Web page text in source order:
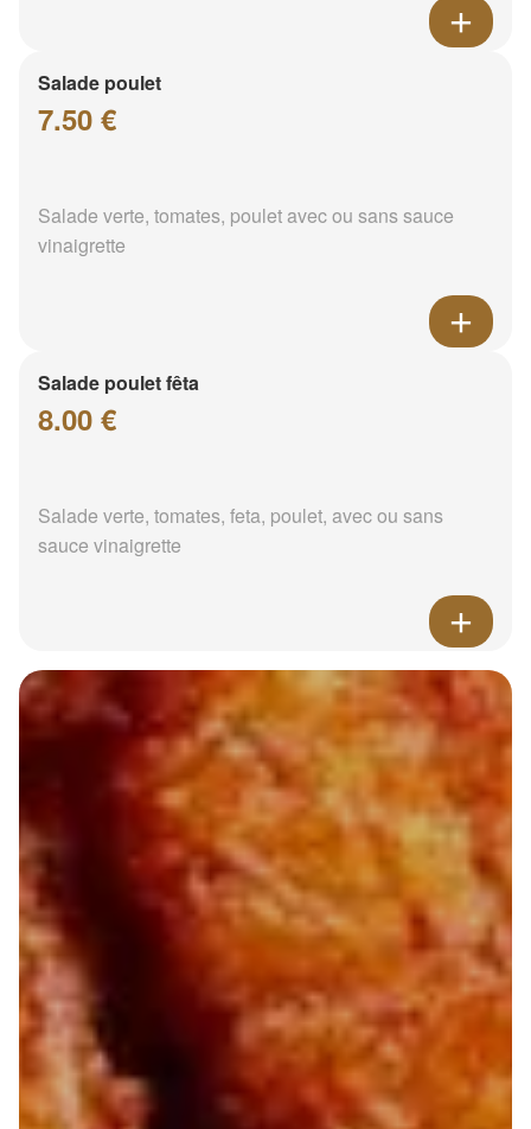
Salade poulet
7.50 €
Salade verte, tomates, poulet avec ou sans sauce
vinaigrette
Salade poulet fêta
8.00 €
Salade verte, tomates, feta, poulet, avec ou sans
sauce vinaigrette